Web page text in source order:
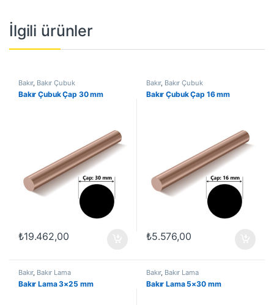
İlgili ürünler
Bakır, Bakır Çubuk
Bakır Çubuk Çap 30 mm
₺19.462,00
Bakır, Bakır Çubuk
Bakır Çubuk Çap 16 mm
₺5.576,00
Bakır, Bakır Lama
Bakır Lama 3×25 mm
Bakır, Bakır Lama
Bakır Lama 5×30 mm